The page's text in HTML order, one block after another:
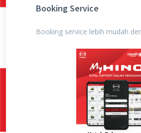
Booking Service
Booking service lebih mudah